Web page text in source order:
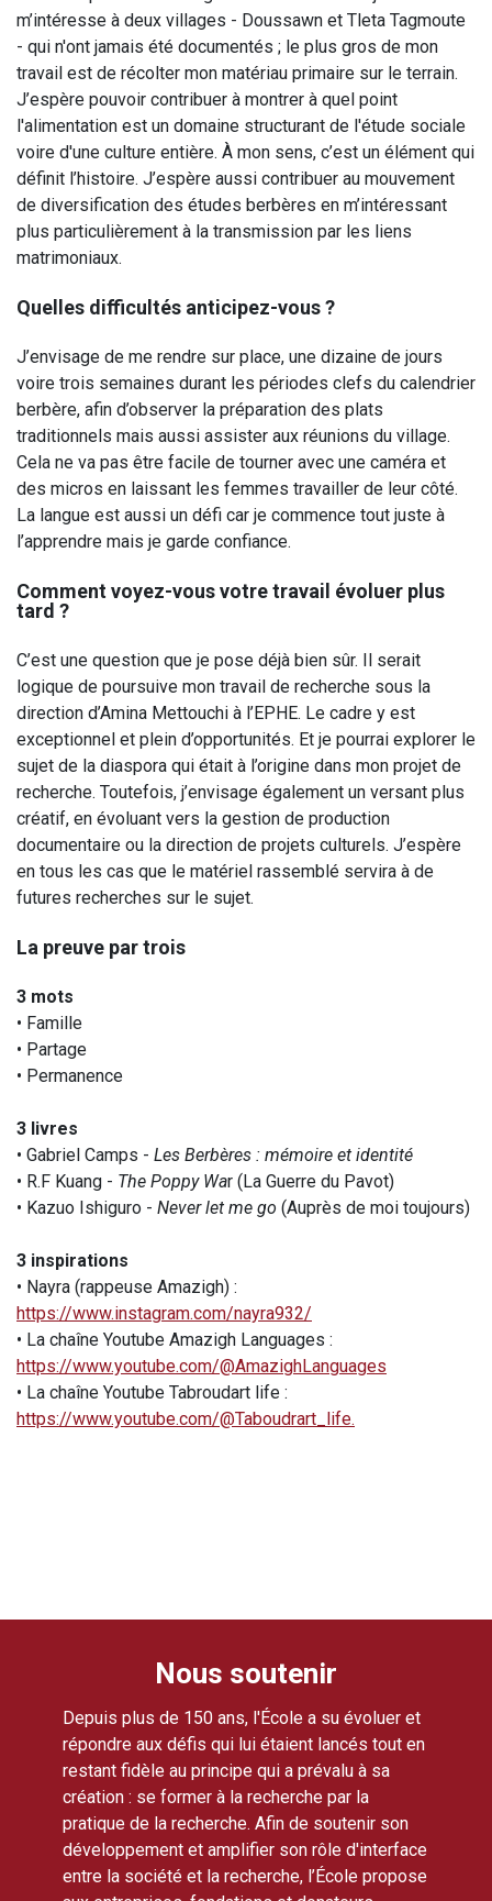
m’intéresse à deux villages - Doussawn et Tleta Tagmoute
- qui n'ont jamais été documentés ; le plus gros de mon
travail est de récolter mon matériau primaire sur le terrain.
J’espère pouvoir contribuer à montrer à quel point
l'alimentation est un domaine structurant de l'étude sociale
voire d'une culture entière. À mon sens, c’est un élément qui
définit l’histoire. J’espère aussi contribuer au mouvement
de diversification des études berbères en m’intéressant
plus particulièrement à la transmission par les liens
matrimoniaux.
Quelles difficultés anticipez-vous ?
J’envisage de me rendre sur place, une dizaine de jours
voire trois semaines durant les périodes clefs du calendrier
berbère, afin d’observer la préparation des plats
traditionnels mais aussi assister aux réunions du village.
Cela ne va pas être facile de tourner avec une caméra et
des micros en laissant les femmes travailler de leur côté.
La langue est aussi un défi car je commence tout juste à
l’apprendre mais je garde confiance.
Comment voyez-vous votre travail évoluer plus
tard ?
C’est une question que je pose déjà bien sûr. Il serait
logique de poursuive mon travail de recherche sous la
direction d’Amina Mettouchi à l’EPHE. Le cadre y est
exceptionnel et plein d’opportunités. Et je pourrai explorer le
sujet de la diaspora qui était à l’origine dans mon projet de
recherche. Toutefois, j’envisage également un versant plus
créatif, en évoluant vers la gestion de production
documentaire ou la direction de projets culturels. J’espère
en tous les cas que le matériel rassemblé servira à de
futures recherches sur le sujet.
La preuve par trois
3 mots
• Famille
• Partage
• Permanence
3 livres
• Gabriel Camps - Les Berbères : mémoire et identité
• R.F Kuang - The Poppy War (La Guerre du Pavot)
• Kazuo Ishiguro - Never let me go (Auprès de moi toujours)
3 inspirations
• Nayra (rappeuse Amazigh) :
https://www.instagram.com/nayra932/
• La chaîne Youtube Amazigh Languages :
https://www.youtube.com/@AmazighLanguages
• La chaîne Youtube Tabroudart life :
https://www.youtube.com/@Taboudrart_life.
Nous soutenir
Depuis plus de 150 ans, l'École a su évoluer et
répondre aux défis qui lui étaient lancés tout en
restant fidèle au principe qui a prévalu à sa
création : se former à la recherche par la
pratique de la recherche. Afin de soutenir son
développement et amplifier son rôle d'interface
entre la société et la recherche, l’École propose